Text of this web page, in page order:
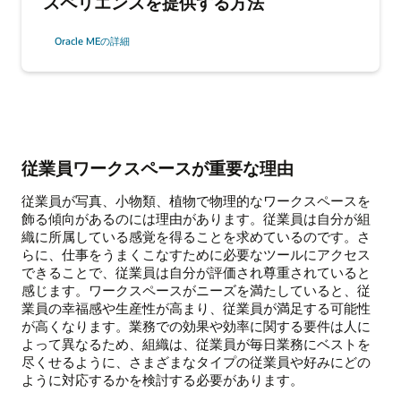
Oracle MEの詳細
従業員ワークスペースが重要な理由
従業員が写真、小物類、植物で物理的なワークスペースを
飾る傾向があるのには理由があります。従業員は自分が組
織に所属している感覚を得ることを求めているのです。さ
らに、仕事をうまくこなすために必要なツールにアクセス
できることで、従業員は自分が評価され尊重されていると
感じます。ワークスペースがニーズを満たしていると、従
業員の幸福感や生産性が高まり、従業員が満足する可能性
が高くなります。業務での効果や効率に関する要件は人に
よって異なるため、組織は、従業員が毎日業務にベストを
尽くせるように、さまざまなタイプの従業員や好みにどの
ように対応するかを検討する必要があります。